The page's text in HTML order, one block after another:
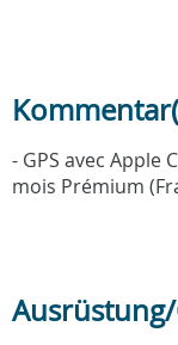
- GPS avec Apple
mois Prémium